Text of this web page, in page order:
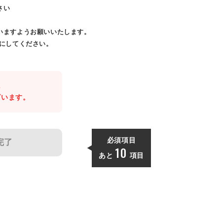
い
すようお願いいたします。
してください。
ます。
了 必須項目
あと 10 項目